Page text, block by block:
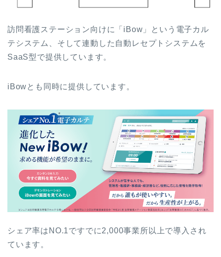
訪問看護ステーション向けに「iBow」という電子カル
テシステム、そして連動した自動レセプトシステムを
SaaS型で提供しています。
iBowとも同時に提供しています。
シェア率はNO.1ですでに2,000事業所以上で導入され
ています。